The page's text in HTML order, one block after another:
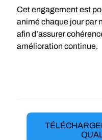
Cet engagement est
animé chaque jour par
afin d’assurer
amélioration continue.